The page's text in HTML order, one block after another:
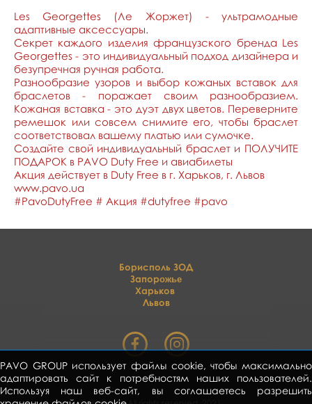
Les Georgettes (Ле Жоржет) - ультрамодные
адаптивные аксессуары.
Секрет каждого изделия французского бренда Les
Georgettes - это индивидуальный подход дизайнера и
безупречная ручная работа.
Разнообразие узоров и выбор кожаных вставок для
браслетов - поражает своим разнообразием.
Кожаная вставка - это дуэт двух цветов. Переверните
ремешок или совсем снимите его, чтобы браслет
соответствовал вашему платью или сумочке.
Создайте свой индивидуальный браслет и ПОЛУЧИТЕ
ПОДАРОК ​​в PAVO Duty Free и авиабилеты
Акция действует в Duty Free в г. Харьков, г. Львов
www.pavo.ua
#PavoDutyFree # Акция #dutyfree #pavo
Борисполь ЗОД
Запорожье
Харьков
Львов
PAVO GROUP использует файлы cookie, чтобы максимально
адаптировать сайт к потребностям наших пользователей.
Используя наш веб-сайт, вы соглашаетесь разрешить